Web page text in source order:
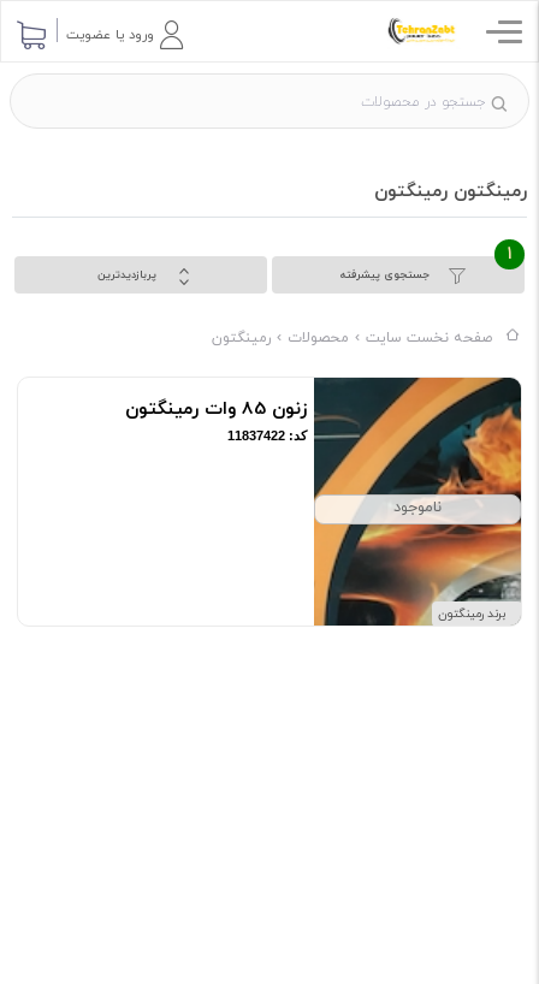
ورود یا عضویت
رمینگتون رمینگتون
جستجوی پیشرفته
1
پربازدیدترین
صفحه نخست سایت محصولات رمینگتون
ناموجود
برند رمینگتون
زنون 85 وات رمینگتون
کد: 11837422